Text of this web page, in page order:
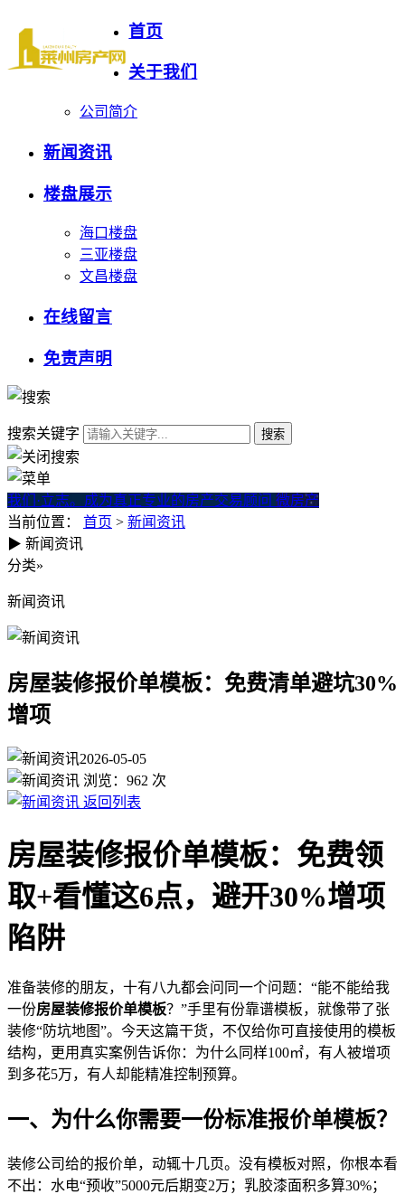
首页
关于我们
公司简介
新闻资讯
楼盘展示
海口楼盘
三亚楼盘
文昌楼盘
在线留言
免责声明
搜索关键字
我们·立志。成为真正专业的房产交易顾问 微房产
当前位置： 首页 > 新闻资讯
房屋装修报价单模板：免费清
▶ 新闻资讯
分类»
新闻资讯
房屋装修报价单模板：免费清单避坑30%
增项
2026-05-05
浏览： 962 次
返回列表
房屋装修报价单模板：免费领
取+看懂这6点，避开30%增项
陷阱
准备装修的朋友，十有八九都会问同一个问题：“能不能给我
一份房屋装修报价单模板？”手里有份靠谱模板，就像带了张
装修“防坑地图”。今天这篇干货，不仅给你可直接使用的模板
结构，更用真实案例告诉你：为什么同样100㎡，有人被增项
到多花5万，有人却能精准控制预算。
一、为什么你需要一份标准报价单模板？
装修公司给的报价单，动辄十几页。没有模板对照，你根本看
不出：水电“预收”5000元后期变2万；乳胶漆面积多算30%；